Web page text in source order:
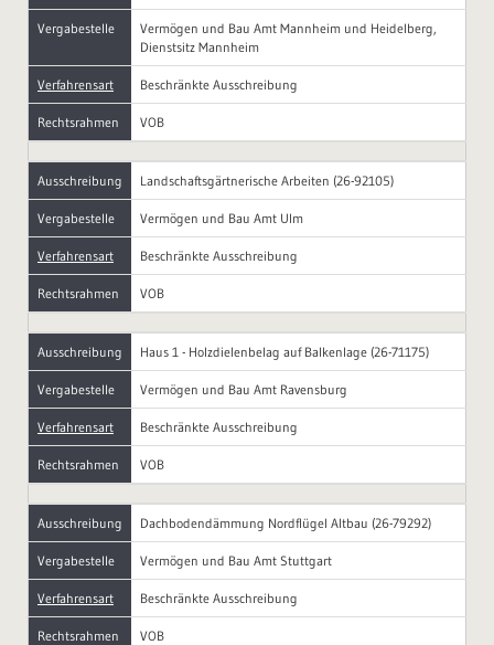
Vergabestelle
Vermögen und Bau Amt Mannheim und Heidelberg,
Dienstsitz Mannheim
Verfahrensart Beschränkte Ausschreibung
Rechtsrahmen VOB
Ausschreibung Landschaftsgärtnerische Arbeiten (26-92105)
Vergabestelle Vermögen und Bau Amt Ulm
Verfahrensart Beschränkte Ausschreibung
Rechtsrahmen VOB
Ausschreibung Haus 1 - Holzdielenbelag auf Balkenlage (26-71175)
Vergabestelle Vermögen und Bau Amt Ravensburg
Verfahrensart Beschränkte Ausschreibung
Rechtsrahmen VOB
Ausschreibung Dachbodendämmung Nordflügel Altbau (26-79292)
Vergabestelle Vermögen und Bau Amt Stuttgart
Verfahrensart Beschränkte Ausschreibung
Rechtsrahmen VOB